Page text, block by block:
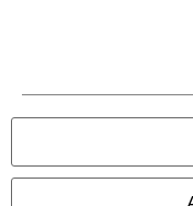
Onze online shops